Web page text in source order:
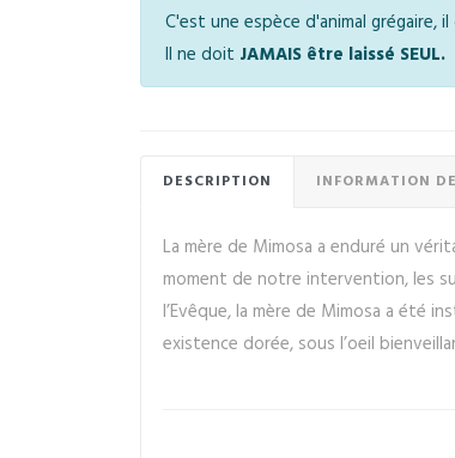
C'est une espèce d'animal grégaire,
Il ne doit JAMAIS être laissé SEUL.
DESCRIPTION INFORMATION
La mère de Mimosa a enduré un
moment de notre intervention, les
l’Evêque, la mère de Mimosa a été
existence dorée, sous l’oeil